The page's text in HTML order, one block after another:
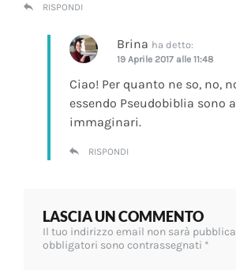
RISPONDI
Brina ha detto:
19 Aprile 2017 alle 11:48
Ciao! Per quanto ne so, no,
essendo Pseudobiblia sono
immaginari.
RISPONDI
LASCIA UN COMMENTO
Il tuo indirizzo email non sarà
obbligatori sono contrassegnati *